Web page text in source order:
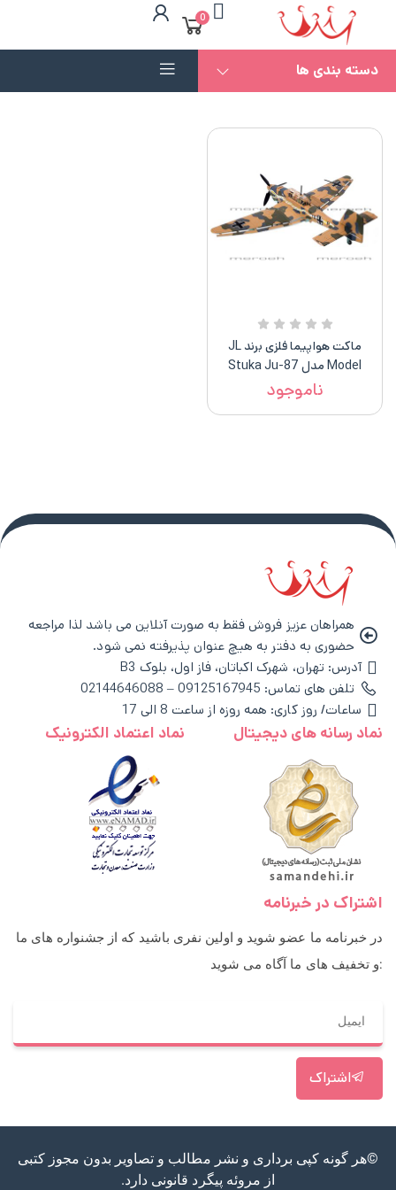
0
دسته بندی ها
ماکت هواپیما فلزی برند JL
Model مدل Stuka Ju-87
ناموجود
همراهان عزیز فروش فقط به صورت آنلاین می باشد لذا مراجعه
حضوری به دفتر به هیچ عنوان پذیرفته نمی شود.
آدرس: تهران، شهرک اکباتان، فاز اول، بلوک B3
تلفن های تماس: 09125167945 – 02144646088
ساعات/ روز کاری: همه روزه از ساعت 8 الی 17
نماد رسانه های دیجیتال نماد اعتماد الکترونیک
اشتراک در خبرنامه
در خبرنامه ما عضو شوید و اولین نفری باشید که از جشنواره های ما
و تخفیف های ما آگاه می شوید:
اشتراک
©هر گونه کپی برداری و نشر مطالب و تصاویر بدون مجوز کتبی
از مروئه پیگرد قانونی دارد.